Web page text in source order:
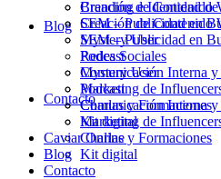
Branding e Identidad de
Creación de Contenido
SEM – Publicidad en
Redes Sociales
Mystery User
Podcast
Comunicación Interna y
Marketing de
Charlas y Formaciones
Kit digital
Blog
Contacto
Creación de Contenido
SEM – Publicidad en
Mystery User
Podcast
Comunicación Interna y
Marketing de
Charlas y Formaciones
Kit digital
Caviar Online
Blog
Contacto